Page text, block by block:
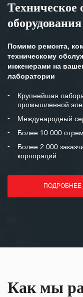
и
Техническое
оборудования
Помимо ремонта,
техническому
инженерами на
лаборатории
Крупнейшая
промышленной
Международный
Более 10 000
Более 2 000
корпораций
ПОДРОБНЕЕ
Как мы